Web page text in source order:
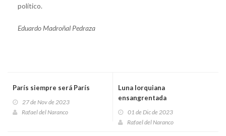
político.
Eduardo Madroñal Pedraza
París siempre será París
27 de Nov de 2023
Rafael del Naranco
Luna lorquiana
ensangrentada
01 de Dic de 2023
Rafael del Naranco